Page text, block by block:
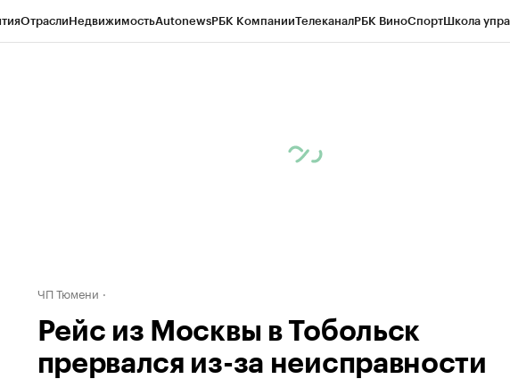
ОтраслиНедвижимостьAutonewsРБК КомпанииТелеканалРБК ВиноСпортШкола
ЧП Тюмени
Рейс из Москвы в Тобольск
прервался из-за неисправности